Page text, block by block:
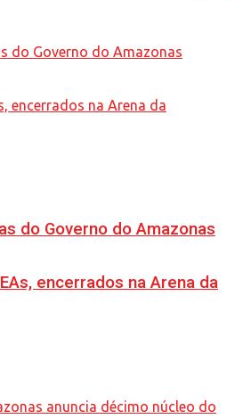
do Governo do Amazonas
encerrados na Arena da